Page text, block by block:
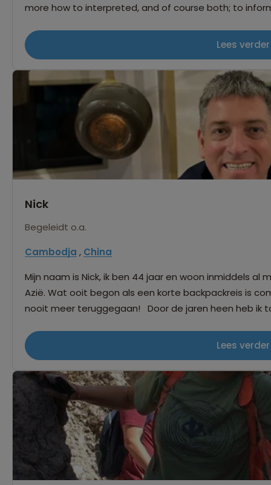
more how to interpreted, and of course both; to
happiness of my guest”
Lees verder
Nick
Begeleidt o.a.
Cambodja , China
Mijn naam is Nick, ik ben 44 jaar en woon inmiddels
Azië. Wat ooit begon als een korte backpackreis is
nooit meer teruggegaan! Door de jaren heen heb ik
verborgen pareltjes. Mijn doel is om van elke reis
goede mix van cultuur, avontuur en een flinke dosis
gaan en geen zorgen: ik raak zelden de weg kwijt…
Lees verder